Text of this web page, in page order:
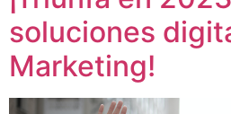
soluciones
Marketing!